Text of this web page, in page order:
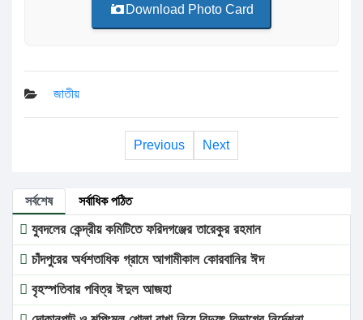
Download Photo Card
জাতীয়
Previous Next
সর্বশেষ সর্বাধিক পঠিত
যুবদলের কেন্দ্রীয় কমিটিতে ফরিদগঞ্জের তারেকুর রহমান
চাঁদপুরের অর্ধশতাধিক গ্রামে আগামীকাল কোরবানির ঈদ
বৃহস্পতিবার পবিত্র ঈদুল আজহা